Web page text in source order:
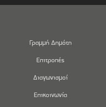
Γραμμή Δημότη
Επιτροπές
Διαγωνισμοί
Επικοινωνία